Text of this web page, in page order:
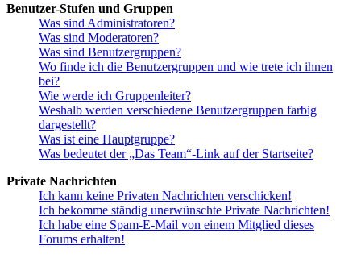
Benutzer-Stufen und Gruppen
Was sind Administratoren?
Was sind Moderatoren?
Was sind Benutzergruppen?
Wo finde ich die Benutzergruppen und wie trete ich ihnen
bei?
Wie werde ich Gruppenleiter?
Weshalb werden verschiedene Benutzergruppen farbig
dargestellt?
Was ist eine Hauptgruppe?
Was bedeutet der „Das Team“-Link auf der Startseite?
Private Nachrichten
Ich kann keine Privaten Nachrichten verschicken!
Ich bekomme ständig unerwünschte Private Nachrichten!
Ich habe eine Spam-E-Mail von einem Mitglied dieses
Forums erhalten!